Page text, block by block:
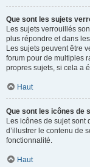
Que sont les sujets
Les sujets verrouillés
plus répondre et dans
Les sujets peuvent être
forum pour de multiples
propres sujets, si cela a
Haut
Que sont les icônes de
Les icônes de sujet sont
d’illustrer le contenu de
fonctionnalité.
Haut